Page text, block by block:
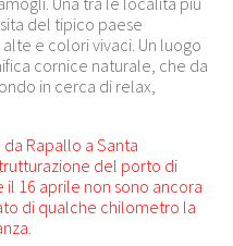
del tipico paese
e colori vivaci. Un luogo
cornice naturale, che da
in cerca di relax,
Rapallo a Santa
del porto di
16 aprile non sono ancora
di qualche chilometro la